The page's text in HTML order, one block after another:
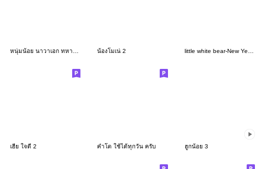
หนุ่มน้อย นาวาเอก ทหารเรือ น้องโมเน่ 2 little white bear-New Year and daily
เฮีย ใจดี 2 คำโต ใช้ได้ทุกวัน ครับ ฮูกน้อย 3